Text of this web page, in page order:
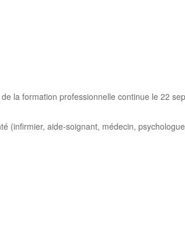
la formation professionnelle continue le 22
(infirmier, aide-soignant, médecin,